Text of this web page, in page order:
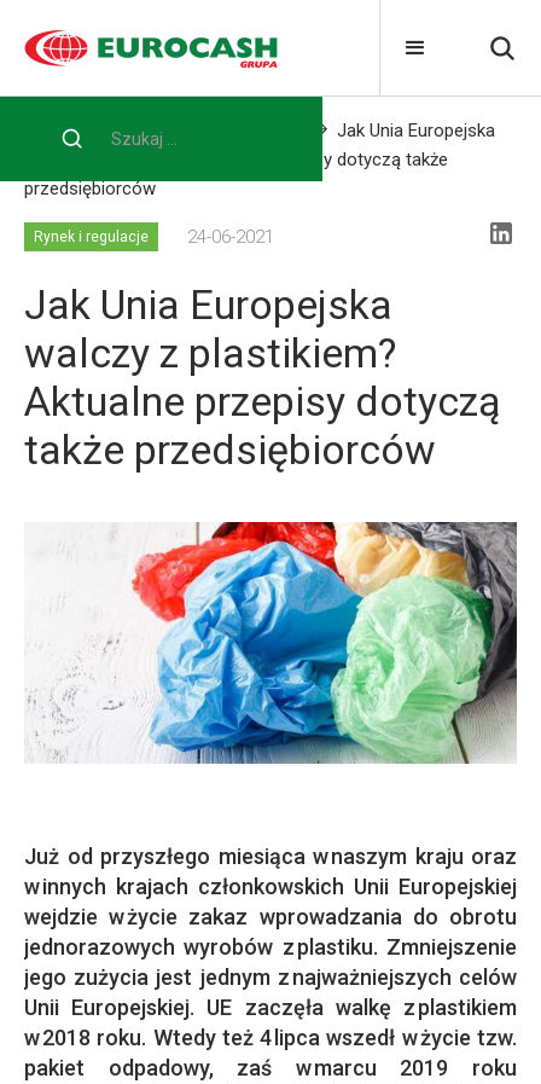
Home Blog
Jak Unia Europejska
walczy z plastikiem? Aktualne przepisy dotyczą także
przedsiębiorców
Rynek i regulacje 24-06-2021
Jak Unia Europejska
walczy z plastikiem?
Aktualne przepisy dotyczą
także przedsiębiorców
Już od przyszłego miesiąca w naszym kraju oraz
w innych krajach członkowskich Unii Europejskiej
wejdzie w życie zakaz wprowadzania do obrotu
jednorazowych wyrobów z plastiku. Zmniejszenie
jego zużycia jest jednym z najważniejszych celów
Unii Europejskiej. UE zaczęła walkę z plastikiem
w 2018 roku. Wtedy też 4 lipca wszedł w życie tzw.
pakiet odpadowy, zaś w marcu 2019 roku